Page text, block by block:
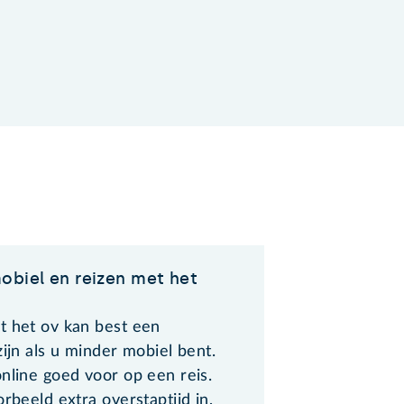
en reizen met het
het ov kan best een
als u minder mobiel bent.
goed voor op een reis.
extra overstaptijd in,